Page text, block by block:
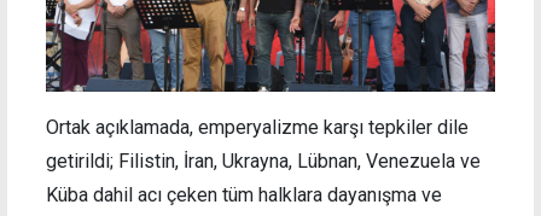
Ortak açıklamada, emperyalizme karşı tepkiler dile
getirildi; Filistin, İran, Ukrayna, Lübnan, Venezuela ve
Küba dahil acı çeken tüm halklara dayanışma ve